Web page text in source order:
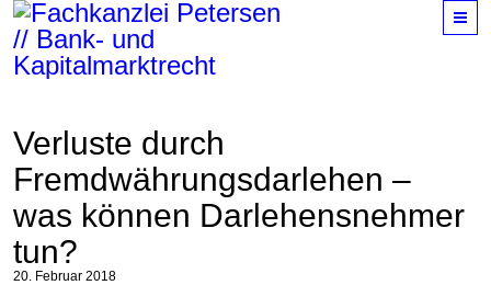
Verluste durch
Fremdwährungsdarlehen –
was können Darlehensnehmer
tun?
20. Februar 2018